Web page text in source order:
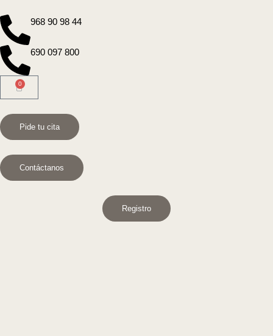
968 90 98 44
690 097 800
0
Pide tu cita
Contáctanos
Registro